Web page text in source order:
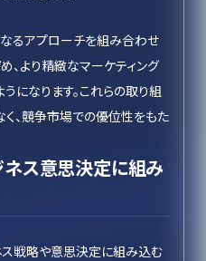
るアプローチを組み合わせ
、より精緻なマーケティング
になります。これらの取り組
、競争市場での優位性をもた
ネス意思決定に組み
戦略や意思決定に組み込む